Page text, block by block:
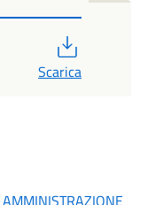
Scarica